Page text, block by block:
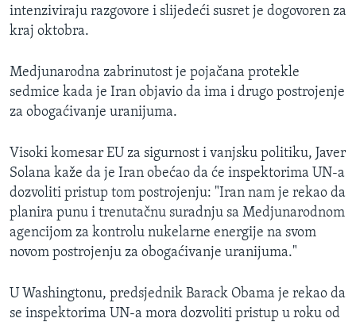
Jezici
intenziviraju razgovore i slijedeći susret je dogovoren za
kraj oktobra.
Medjunarodna zabrinutost je pojačana protekle
sedmice kada je Iran objavio da ima i drugo postrojenje
za obogaćivanje uranijuma.
Visoki komesar EU za sigurnost i vanjsku politiku, Javer
Solana kaže da je Iran obećao da će inspektorima UN-a
dozvoliti pristup tom postrojenju: "Iran nam je rekao da
planira punu i trenutačnu suradnju sa Medjunarodnom
agencijom za kontrolu nukelarne energije na svom
novom postrojenju za obogaćivanje uranijuma."
U Washingtonu, predsjednik Barack Obama je rekao da
se inspektorima UN-a mora dozvoliti pristup u roku od